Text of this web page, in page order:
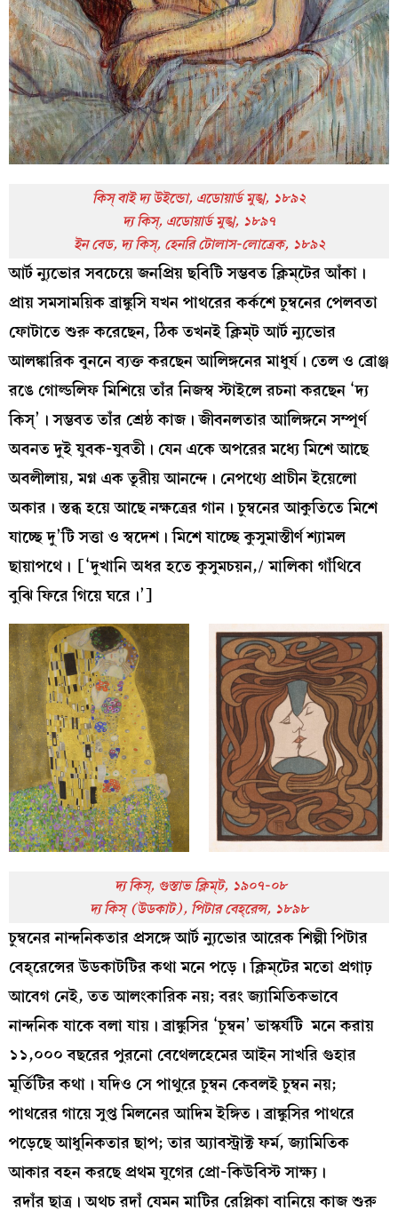
কিস্‌ বাই দ্য উইন্ডো, এডোয়ার্ড মুঙ্খ, ১৮৯২
দ্য কিস্‌, এডোয়ার্ড মুঙ্খ, ১৮৯৭
ইন বেড, দ্য কিস্‌, হেনরি টোলাস-লোত্রেক, ১৮৯২
আর্ট ন্যুভোর সবচেয়ে জনপ্রিয় ছবিটি সম্ভবত ক্লিম্‌টের আঁকা।
প্রায় সমসাময়িক ব্রাঙ্কুসি যখন পাথরের কর্কশে চুম্বনের পেলবতা
ফোটাতে শুরু করেছেন, ঠিক তখনই ক্লিম্‌ট আর্ট ন্যুভোর
আলঙ্কারিক বুননে ব্যক্ত করছেন আলিঙ্গনের মাধুর্য। তেল ও ব্রোঞ্জ
রঙে গোল্ডলিফ মিশিয়ে তাঁর নিজস্ব স্টাইলে রচনা করছেন ‘দ্য
কিস্‌’। সম্ভবত তাঁর শ্রেষ্ঠ কাজ। জীবনলতার আলিঙ্গনে সম্পূর্ণ
অবনত দুই যুবক-যুবতী। যেন একে অপরের মধ্যে মিশে আছে
অবলীলায়, মগ্ন এক তূরীয় আনন্দে। নেপথ্যে প্রাচীন ইয়েলো
অকার। স্তব্ধ হয়ে আছে নক্ষত্রের গান। চুম্বনের আকুতিতে মিশে
যাচ্ছে দু’টি সত্তা ও স্বদেশ। মিশে যাচ্ছে কুসুমাস্তীর্ণ শ্যামল
ছায়াপথে। [‘দুখানি অধর হতে কুসুমচয়ন,/ মালিকা গাঁথিবে
বুঝি ফিরে গিয়ে ঘরে।’]
দ্য কিস্‌, গুস্তাভ ক্লিম্‌ট, ১৯০৭-০৮
দ্য কিস্‌ (উডকাট), পিটার বেহ্‌রেন্স, ১৮৯৮
চুম্বনের নান্দনিকতার প্রসঙ্গে আর্ট ন্যুভোর আরেক শিল্পী পিটার
বেহ্‌রেন্সের উডকাটটির কথা মনে পড়ে। ক্লিম্‌টের মতো প্রগাঢ়
আবেগ নেই, তত আলংকারিক নয়; বরং জ্যামিতিকভাবে
নান্দনিক যাকে বলা যায়। ব্রাঙ্কুসির ‘চুম্বন’ ভাস্কর্যটি মনে করায়
১১,০০০ বছরের পুরনো বেথেলহেমের আইন সাখরি গুহার
মূর্তিটির কথা। যদিও সে পাথুরে চুম্বন কেবলই চুম্বন নয়;
পাথরের গায়ে সুপ্ত মিলনের আদিম ইঙ্গিত। ব্রাঙ্কুসির পাথরে
পড়েছে আধুনিকতার ছাপ; তার অ্যাবস্ট্রাক্ট ফর্ম, জ্যামিতিক
আকার বহন করছে প্রথম যুগের প্রো-কিউবিস্ট সাক্ষ্য।
রদাঁর ছাত্র। অথচ রদাঁ যেমন মাটির রেপ্লিকা বানিয়ে কাজ শুরু